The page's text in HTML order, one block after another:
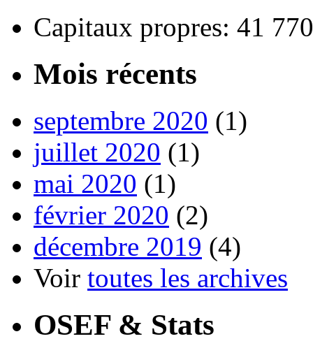
Capitaux propres: 41
Mois récents
septembre 2020 (1)
juillet 2020 (1)
mai 2020 (1)
février 2020 (2)
décembre 2019 (4)
Voir toutes les archives
OSEF & Stats